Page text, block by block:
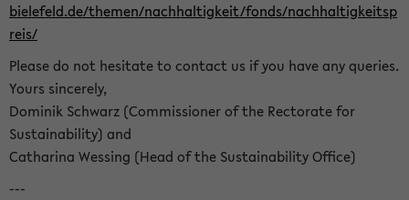
bielefeld.de/themen/nachhaltigkeit/fonds/nachhaltigkeitsp
reis/
Please do not hesitate to contact us if you have any queries.
Yours sincerely,
Dominik Schwarz (Commissioner of the Rectorate for
Sustainability) and
Catharina Wessing (Head of the Sustainability Office)
---